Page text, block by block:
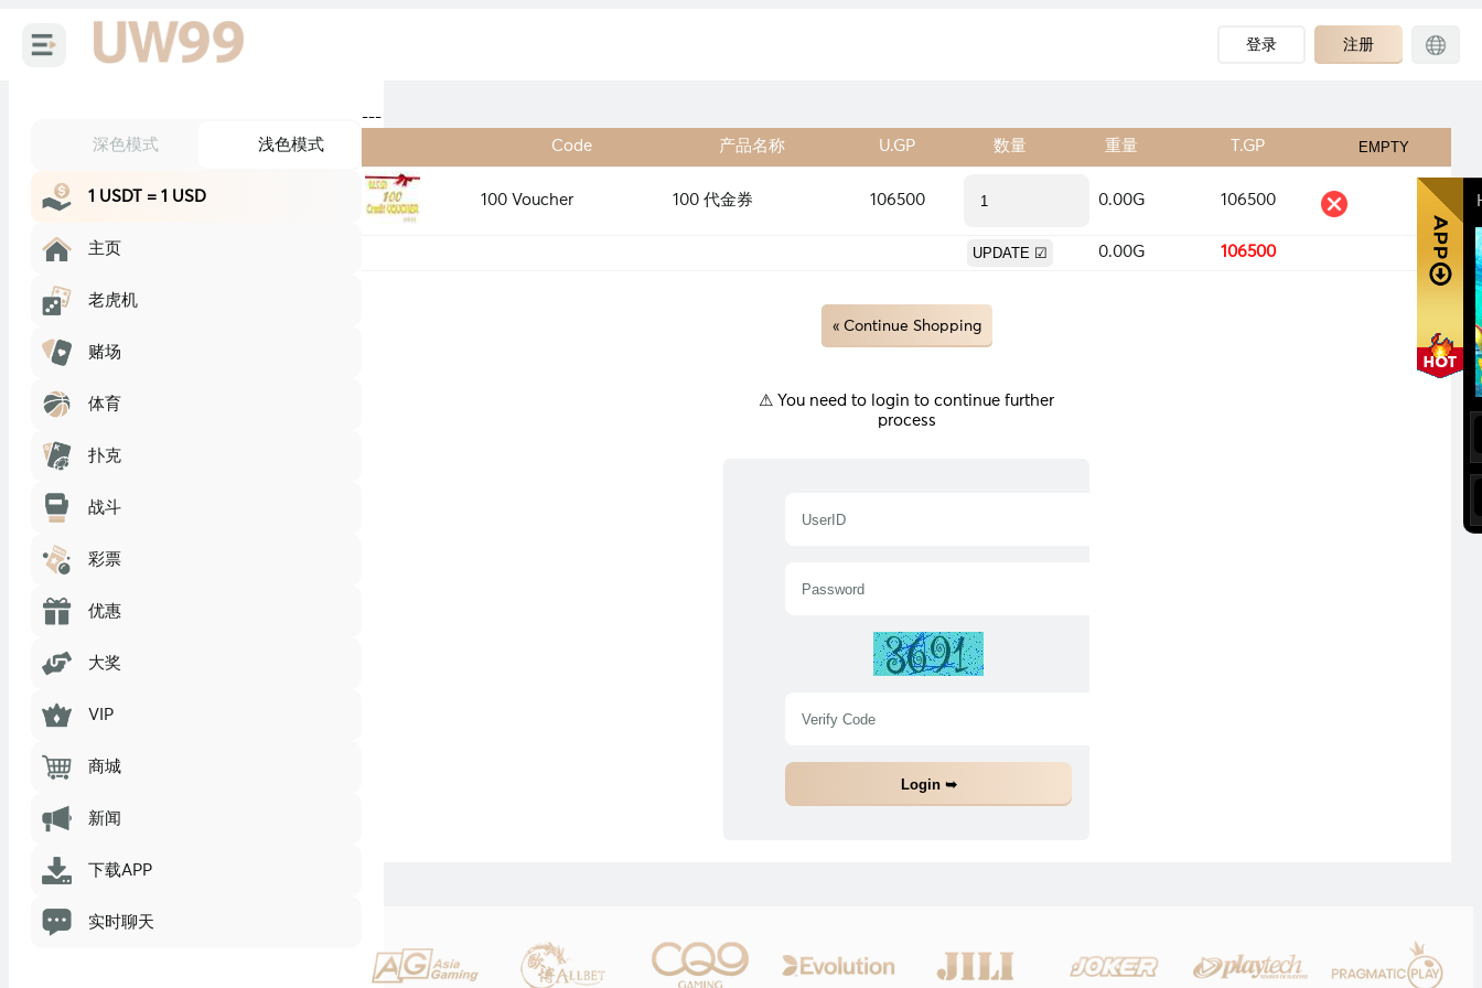
登录 注册
深色模式 浅色模式
1 USDT = 1 USD
主页
老虎机
赌场
体育
扑克
战斗
彩票
优惠
大奖
VIP
商城
新闻
下载APP
实时聊天
---
Code
产品名称 U.GP 数量 重量 T.GP
100 Voucher 100 代金券 106500 0.00G 106500
0.00G 106500
« Continue Shopping
⚠ You need to login to continue further
process